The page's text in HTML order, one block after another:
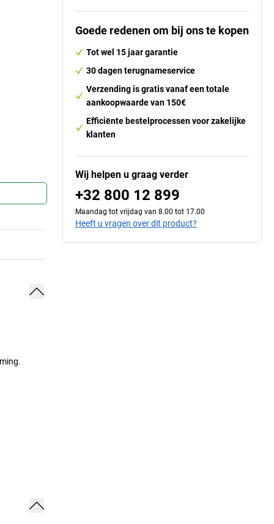
Goede redenen om bij ons te kopen
Tot wel 15 jaar garantie
30 dagen terugnameservice
Verzending is gratis vanaf een totale
aankoopwaarde van 150€
Efficiënte bestelprocessen voor zakelijke
klanten
Wij helpen u graag verder
+32 800 12 899
Maandag tot vrijdag van 8.00 tot 17.00
Heeft u vragen over dit product?